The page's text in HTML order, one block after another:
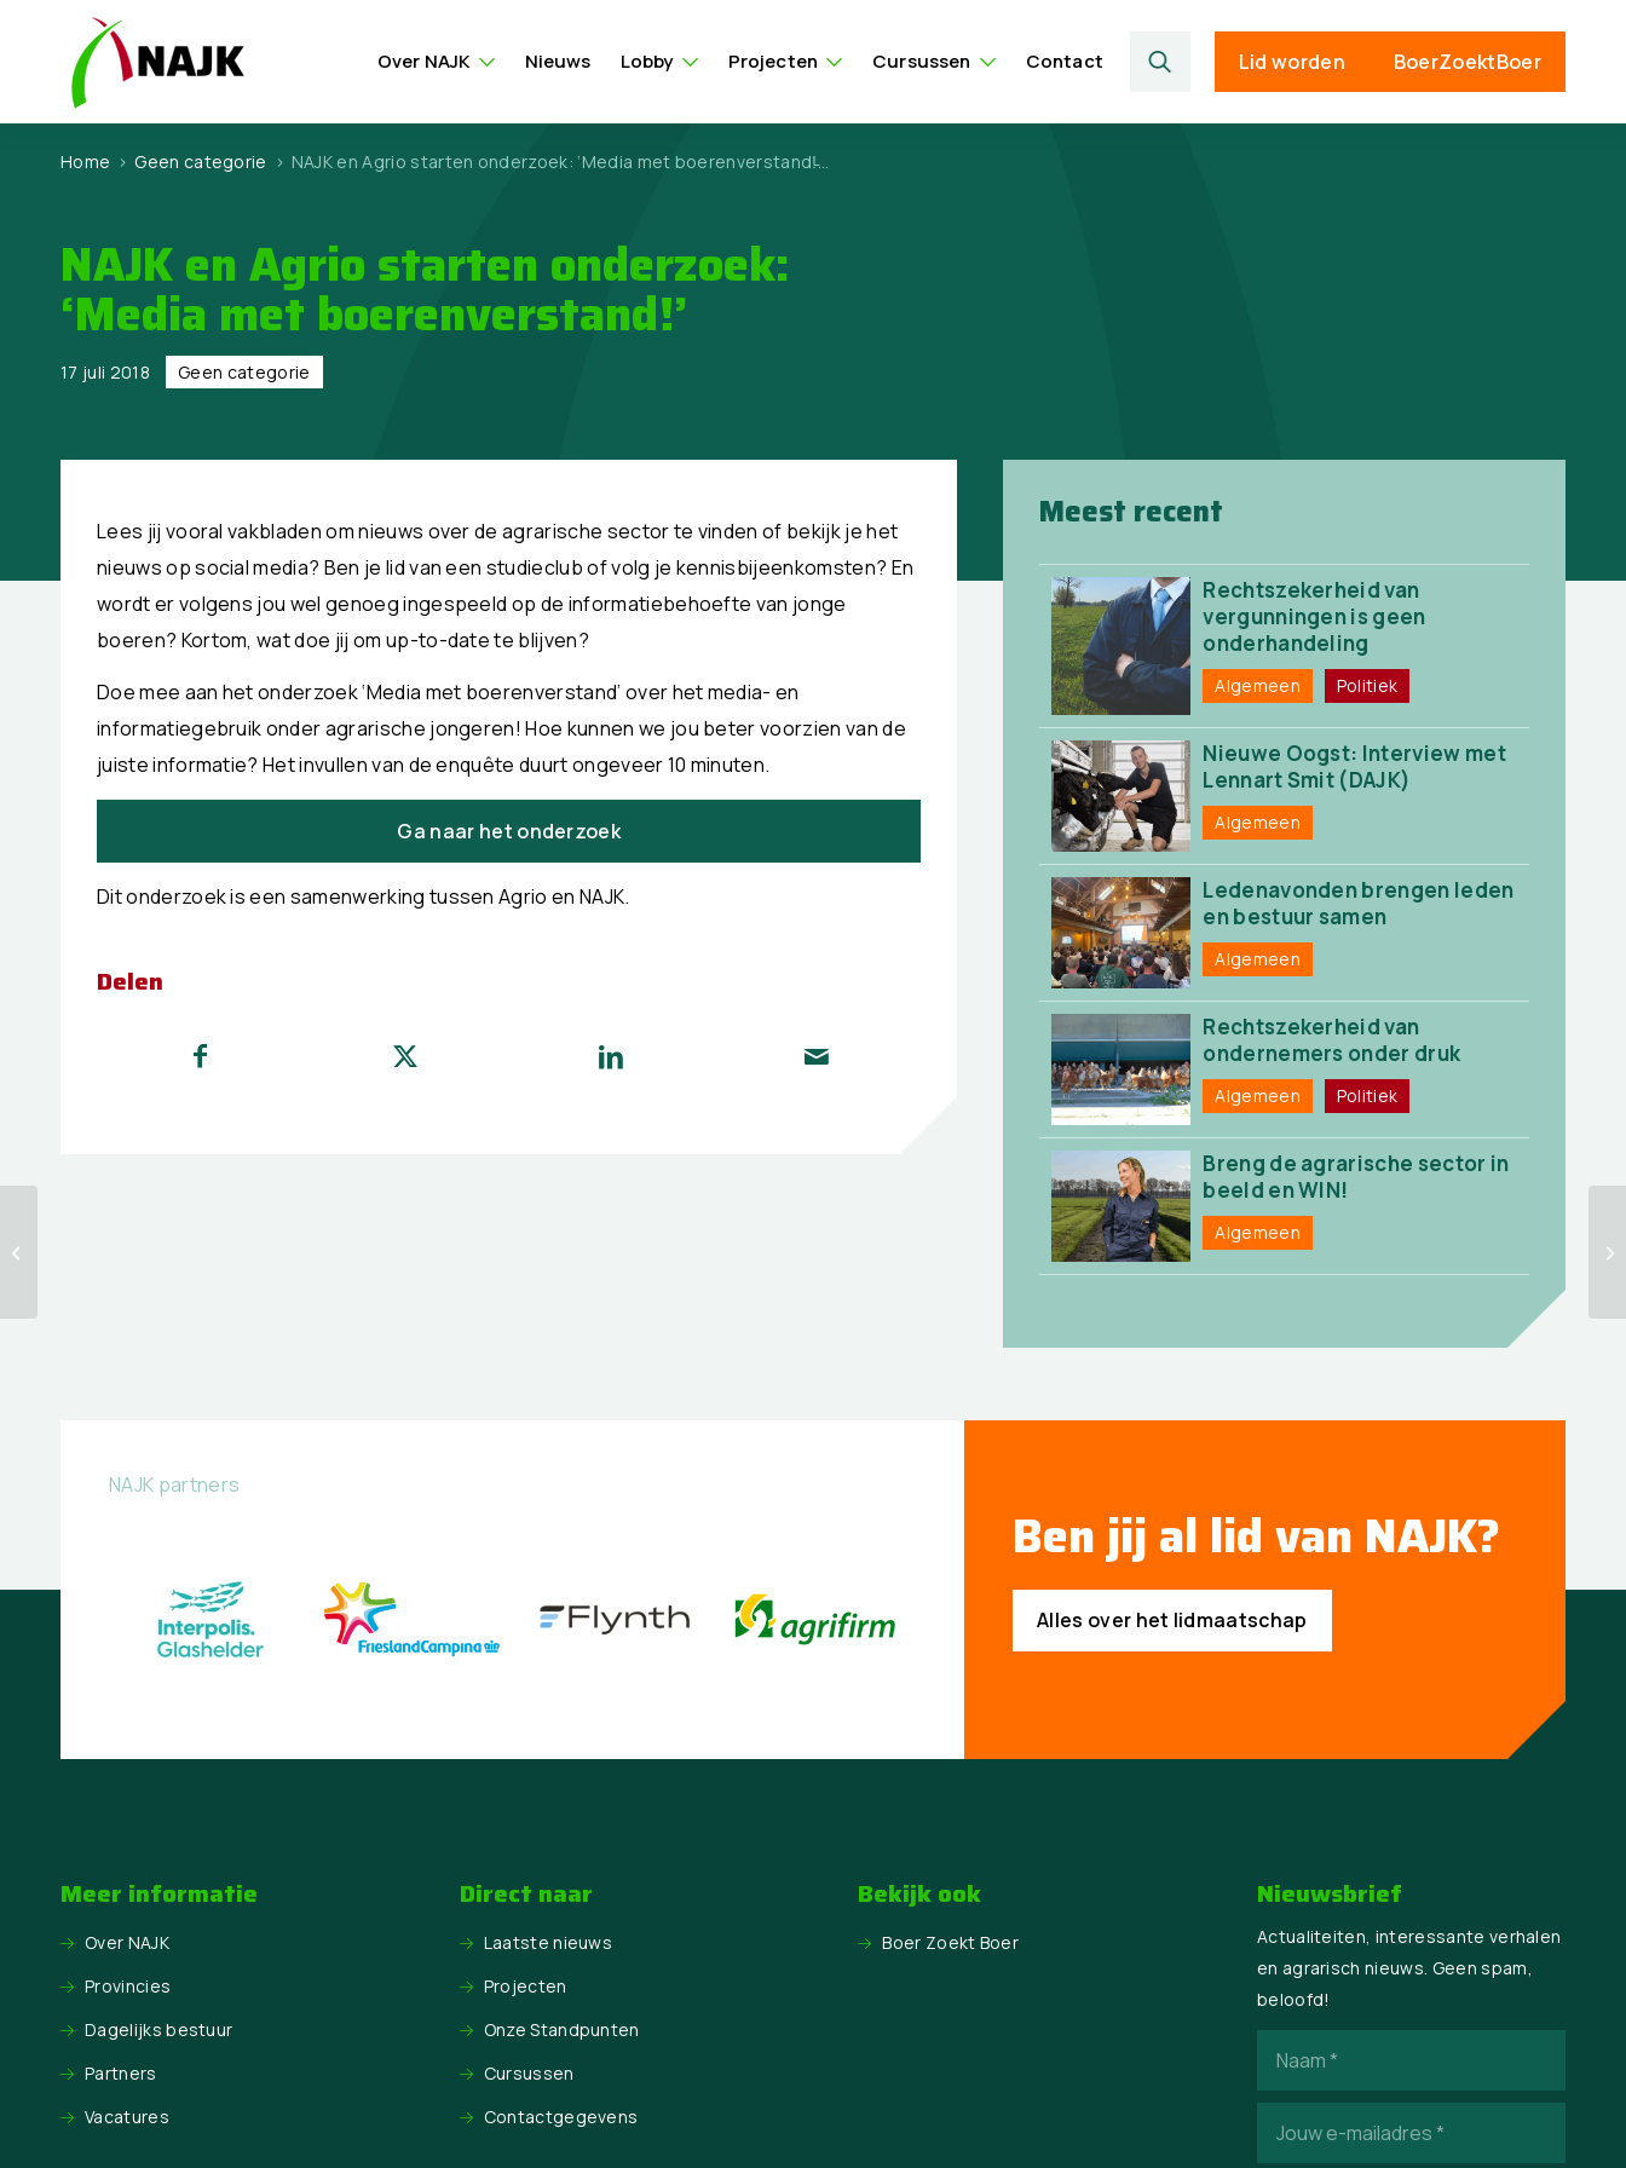
Over NAJK Nieuws Lobby Projecten Cursussen Contact Lid worden BoerZoektBoer
Home > Geen categorie > NAJK en Agrio starten onderzoek: ‘Media met boerenverstand!̵...
NAJK en Agrio starten onderzoek:
‘Media met boerenverstand!’
17 juli 2018 Geen categorie
Lees jij vooral vakbladen om nieuws over de agrarische sector te vinden of bekijk je het
nieuws op social media? Ben je lid van een studieclub of volg je kennisbijeenkomsten? En
wordt er volgens jou wel genoeg ingespeeld op de informatiebehoefte van jonge
boeren? Kortom, wat doe jij om up-to-date te blijven?
Doe mee aan het onderzoek ‘Media met boerenverstand’ over het media- en
informatiegebruik onder agrarische jongeren! Hoe kunnen we jou beter voorzien van de
juiste informatie? Het invullen van de enquête duurt ongeveer 10 minuten.
Ga naar het onderzoek
Dit onderzoek is een samenwerking tussen Agrio en NAJK.
Delen
Meest recent
Rechtszekerheid van
vergunningen is geen
onderhandeling
Algemeen Politiek
Nieuwe Oogst: Interview met
Lennart Smit (DAJK)
Algemeen
Ledenavonden brengen leden
en bestuur samen
Algemeen
Rechtszekerheid van
ondernemers onder druk
Algemeen Politiek
Breng de agrarische sector in
beeld en WIN!
Algemeen
NAJK partners
Ben jij al lid van NAJK?
Alles over het lidmaatschap
Meer informatie
Over NAJK
Provincies
Dagelijks bestuur
Partners
Vacatures
Direct naar
Laatste nieuws
Projecten
Onze Standpunten
Cursussen
Contactgegevens
Bekijk ook
Boer Zoekt Boer
Nieuwsbrief
Actualiteiten, interessante verhalen
en agrarisch nieuws. Geen spam,
beloofd!
mailadres